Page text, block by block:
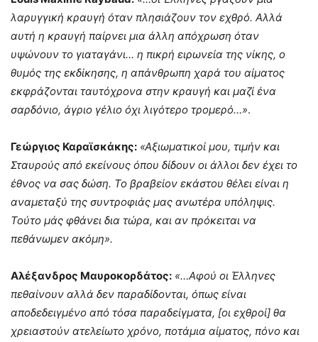
λαρυγγική κραυγή όταν πλησιάζουν τον εχθρό. Αλλά
αυτή η κραυγή παίρνει μια άλλη απόχρωση όταν
υψώνουν το γιαταγάνι… η πικρή ειρωνεία της νίκης, ο
θυμός της εκδίκησης, η απάνθρωπη χαρά του αίματος
εκφράζονται ταυτόχρονα στην κραυγή και μαζί ένα
σαρδόνιο, άγριο γέλιο όχι λιγότερο τρομερό…».
Γεώργιος Καραϊσκάκης: «Αξιωματικοί μου, τιμήν και
Σταυρούς από εκείνους όπου δίδουν οι άλλοι δεν έχει το
έθνος να σας δώση. Το βραβείον εκάστου θέλει είναι η
αναμεταξύ της συντροφιάς μας ανωτέρα υπόληψις.
Τούτο μάς φθάνει δια τώρα, και αν πρόκειται να
πεθάνωμεν ακόμη».
Αλέξανδρος Μαυροκορδάτος: «…Αφού οι Έλληνες
πεθαίνουν αλλά δεν παραδίδονται, όπως είναι
αποδεδειγμένο από τόσα παραδείγματα, [οι εχθροί] θα
χρειαστούν ατελείωτο χρόνο, ποτάμια αίματος, πόνο και